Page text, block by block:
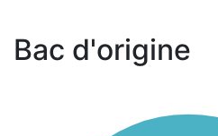
Bac d'origine